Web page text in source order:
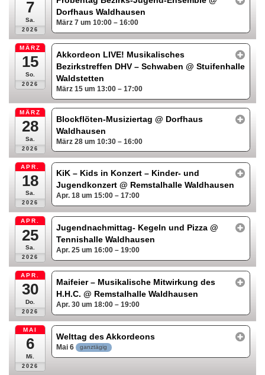
7
Sa.
2026
Dorfhaus Waldhausen
März 7 um 10:00 – 16:00
MÄRZ
15
So.
2026
Akkordeon LIVE! Musikalisches
Bezirkstreffen DHV – Schwaben@ Stuifenhalle
Waldstetten
März 15 um 13:00 – 17:00
MÄRZ
28
Sa.
2026
Blockflöten-Musiziertag@ Dorfhaus
Waldhausen
März 28 um 10:30 – 16:00
APR.
18
Sa.
2026
KiK – Kids in Konzert – Kinder- und
Jugendkonzert@ Remstalhalle Waldhausen
Apr. 18 um 15:00 – 17:00
APR.
25
Sa.
2026
Jugendnachmittag- Kegeln und Pizza@
Tennishalle Waldhausen
Apr. 25 um 16:00 – 19:00
APR.
30
Do.
2026
Maifeier – Musikalische Mitwirkung des
H.H.C.@ Remstalhalle Waldhausen
Apr. 30 um 18:00 – 19:00
MAI
6
Mi.
2026
Welttag des Akkordeons
Mai 6 ganztägig